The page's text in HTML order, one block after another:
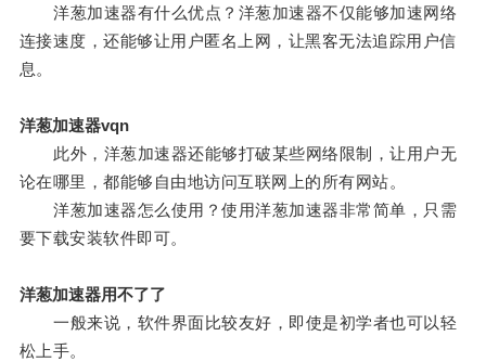
洋葱加速器有什么优点？洋葱加速器不仅能够加速网络
连接速度，还能够让用户匿名上网，让黑客无法追踪用户信
息。
洋葱加速器vqn
此外，洋葱加速器还能够打破某些网络限制，让用户无
论在哪里，都能够自由地访问互联网上的所有网站。
洋葱加速器怎么使用？使用洋葱加速器非常简单，只需
要下载安装软件即可。
洋葱加速器用不了了
一般来说，软件界面比较友好，即使是初学者也可以轻
松上手。